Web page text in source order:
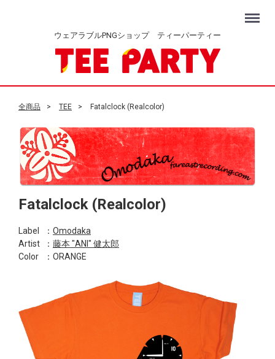
ウェアラブルPNGショップ ティーパーティー
Menu
全商品 TEE Fatalclock (Realcolor)
Fatalclock (Realcolor)
Label ： Omodaka
Artist
： 藤本 "ANI" 健太郎
Color
：ORANGE